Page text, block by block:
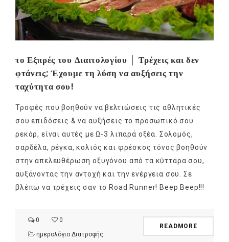
το Εξπρές του Διαιτολογίου │ Τρέχεις και δεν
φτάνεις; Έχουμε τη λύση να αυξήσεις την
ταχύτητα σου!
Τροφές που βοηθούν να βελτιώσεις τις αθλητικές
σου επιδόσεις & να αυξήσεις το προσωπικό σου
ρεκόρ, είναι αυτές με Ω-3 λιπαρά οξέα. Σολομός,
σαρδέλα, ρέγκα, κολιός και φρέσκος τόνος βοηθούν
στην απελευθέρωση οξυγόνου από τα κύτταρα σου,
αυξάνοντας την αντοχή και την ενέργεια σου. Σε
βλέπω να τρέχεις σαν το Road Runner! Beep Beep!!!
0
0
ημερολόγιο Διατροφής
READMORE